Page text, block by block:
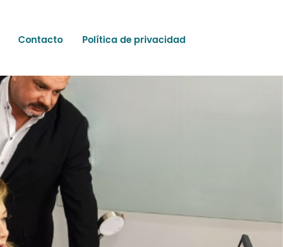
Contacto Política de privacidad